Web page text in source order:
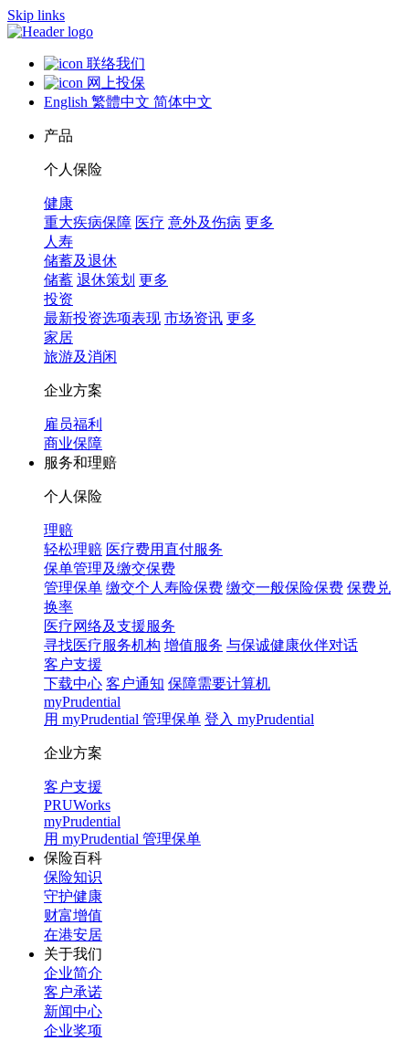
Skip links
联络我们
网上投保
English 繁體中文 简体中文
产品
个人保险
健康
重大疾病保障 医疗 意外及伤病 更多
人寿
储蓄及退休
储蓄 退休策划 更多
投资
最新投资选项表现 市场资讯 更多
家居
旅游及消闲
企业方案
雇员福利
商业保障
服务和理赔
个人保险
理赔
轻松理赔 医疗费用直付服务
保单管理及缴交保费
管理保单 缴交个人寿险保费 缴交一般保险保费 保费兑
换率
医疗网络及支援服务
寻找医疗服务机构 增值服务 与保诚健康伙伴对话
客户支援
下载中心 客户通知 保障需要计算机
myPrudential
用 myPrudential 管理保单 登入 myPrudential
企业方案
客户支援
PRUWorks
myPrudential
用 myPrudential 管理保单
保险百科
保险知识
守护健康
财富增值
在港安居
关于我们
企业简介
客户承诺
新闻中心
企业奖项